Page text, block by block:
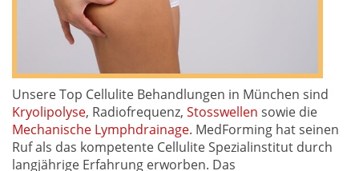
Unsere Top Cellulite Behandlungen in München sind
Kryolipolyse, Radiofrequenz, Stosswellen sowie die
Mechanische Lymphdrainage. MedForming hat seinen
Ruf als das kompetente Cellulite Spezialinstitut durch
langjährige Erfahrung erworben. Das